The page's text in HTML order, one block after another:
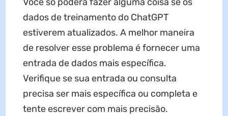
dados de treinamento do ChatGPT
estiverem atualizados. A melhor maneira
de resolver esse problema é fornecer uma
entrada de dados mais específica.
Verifique se sua entrada ou consulta
precisa ser mais específica ou completa e
tente escrever com mais precisão.